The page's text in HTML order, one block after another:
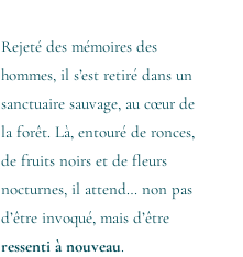
Rejeté des mémoires des
hommes, il s’est retiré dans un
sanctuaire sauvage, au cœur de
la forêt. Là, entouré de ronces,
de fruits noirs et de fleurs
nocturnes, il attend… non pas
d’être invoqué, mais d’être
ressenti à nouveau.